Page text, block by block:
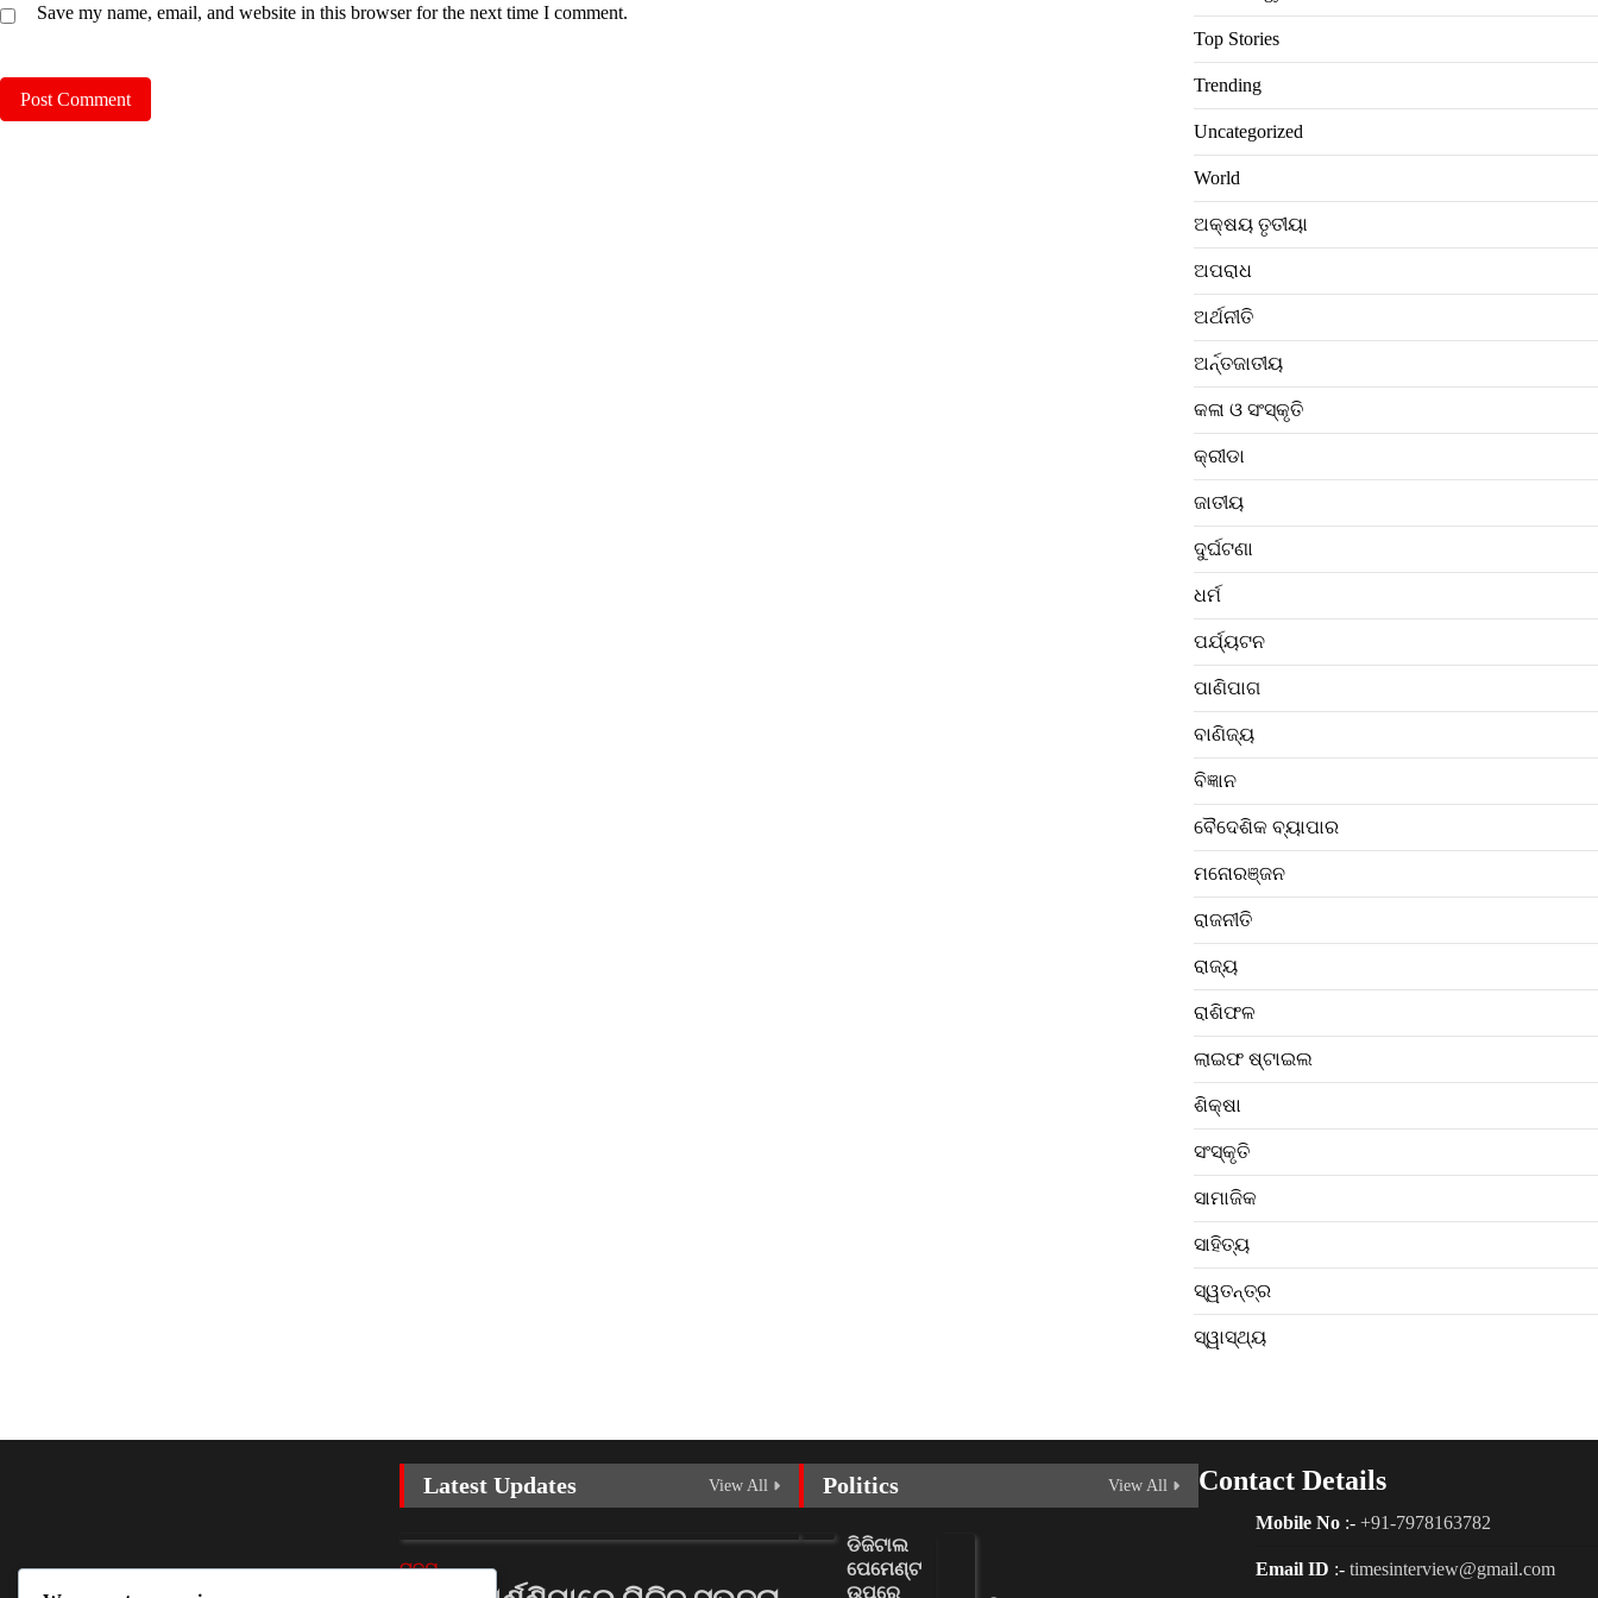
Save my name, email, and website in this browser for the next time I comment.
Top Stories
Trending
Uncategorized
World
ଅକ୍ଷୟ ତୃତୀୟା
ଅପରାଧ
ଅର୍ଥନୀତି
ଅର୍ନ୍ତଜାତୀୟ
କଳା ଓ ସଂସ୍କୃତି
କ୍ରୀଡା
ଜାତୀୟ
ଦୁର୍ଘଟଣା
ଧର୍ମ
ପର୍ଯ୍ୟଟନ
ପାଣିପାଗ
ବାଣିଜ୍ୟ
ବିଜ୍ଞାନ
ବୈଦେଶିକ ବ୍ୟାପାର
ମନୋରଞ୍ଜନ
ରାଜନୀତି
ରାଜ୍ୟ
ରାଶିଫଳ
ଲାଇଫ ଷ୍ଟାଇଲ
ଶିକ୍ଷା
ସଂସ୍କୃତି
ସାମାଜିକ
ସାହିତ୍ୟ
ସ୍ୱତନ୍ତ୍ର
ସ୍ୱାସ୍ଥ୍ୟ
Latest Updates View All
ରାଜ୍ୟ
Politics View All
ଡିଜିଟାଲ
ପେମେଣ୍ଟ
ଉପରେ
Contact Details
Mobile No :- +91-7978163782
Email ID :- timesinterview@gmail.com